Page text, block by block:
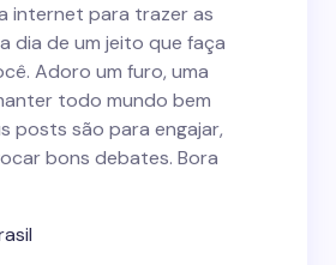
internet para trazer as
dia de um jeito que faça
Adoro um furo, uma
todo mundo bem
posts são para engajar,
bons debates. Bora